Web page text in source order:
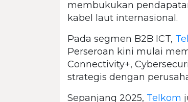
membukukan
kabel laut internasional.
Pada segmen B2B ICT,
Perseroan kini mulai
Connectivity+,
strategis dengan
Sepanjang 2025, Telkom